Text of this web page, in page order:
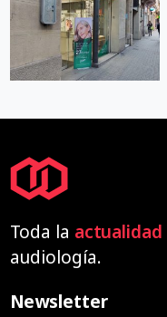
Toda la actualidad
audiología.
Newsletter